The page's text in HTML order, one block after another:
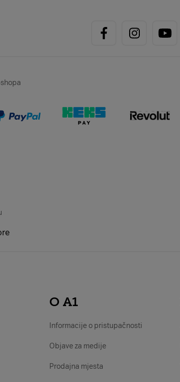
O A1
Informacije o pristupačnosti
Objave za medije
Prodajna mjesta